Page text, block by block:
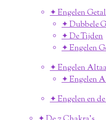
✦ Engelen
✦ Dubbele
✦ De Tijden
✦ Engelen
✦ Engelen
✦ Engelen
✦ Engelen en